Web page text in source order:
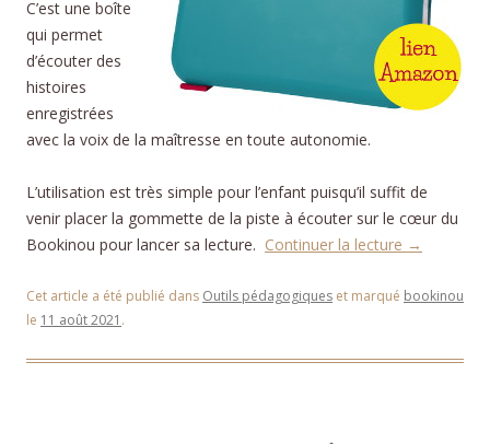
C’est une boîte
qui permet
d’écouter des
histoires
enregistrées
avec la voix de la maîtresse en toute autonomie.
L’utilisation est très simple pour l’enfant puisqu’il suffit de
venir placer la gommette de la piste à écouter sur le cœur du
Bookinou pour lancer sa lecture. Continuer la lecture →
Cet article a été publié dans Outils pédagogiques et marqué bookinou
le 11 août 2021 .